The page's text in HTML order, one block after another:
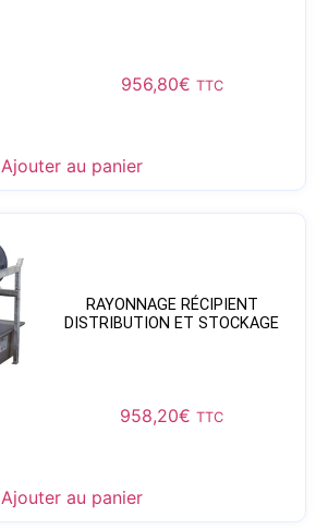
956,80€ TTC
Ajouter au panier
RAYONNAGE RÉCIPIENT
DISTRIBUTION ET STOCKAGE
958,20€ TTC
Ajouter au panier